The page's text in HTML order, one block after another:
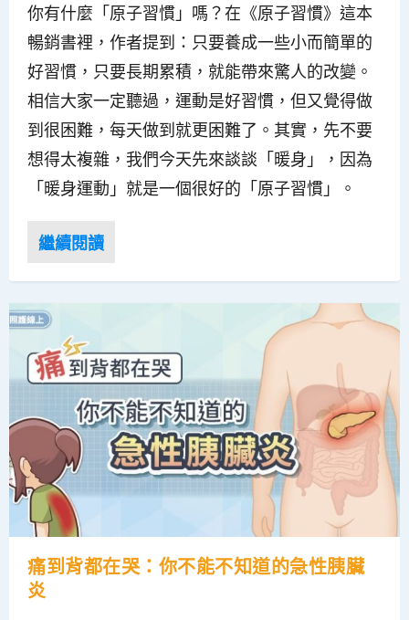
你有什麼「原子習慣」嗎？在《原子習慣》這本
暢銷書裡，作者提到：只要養成一些小而簡單的
好習慣，只要長期累積，就能帶來驚人的改變。
相信大家一定聽過，運動是好習慣，但又覺得做
到很困難，每天做到就更困難了。其實，先不要
想得太複雜，我們今天先來談談「暖身」，因為
「暖身運動」就是一個很好的「原子習慣」。
痛到背都在哭：你不能不知道的急性胰臟
炎